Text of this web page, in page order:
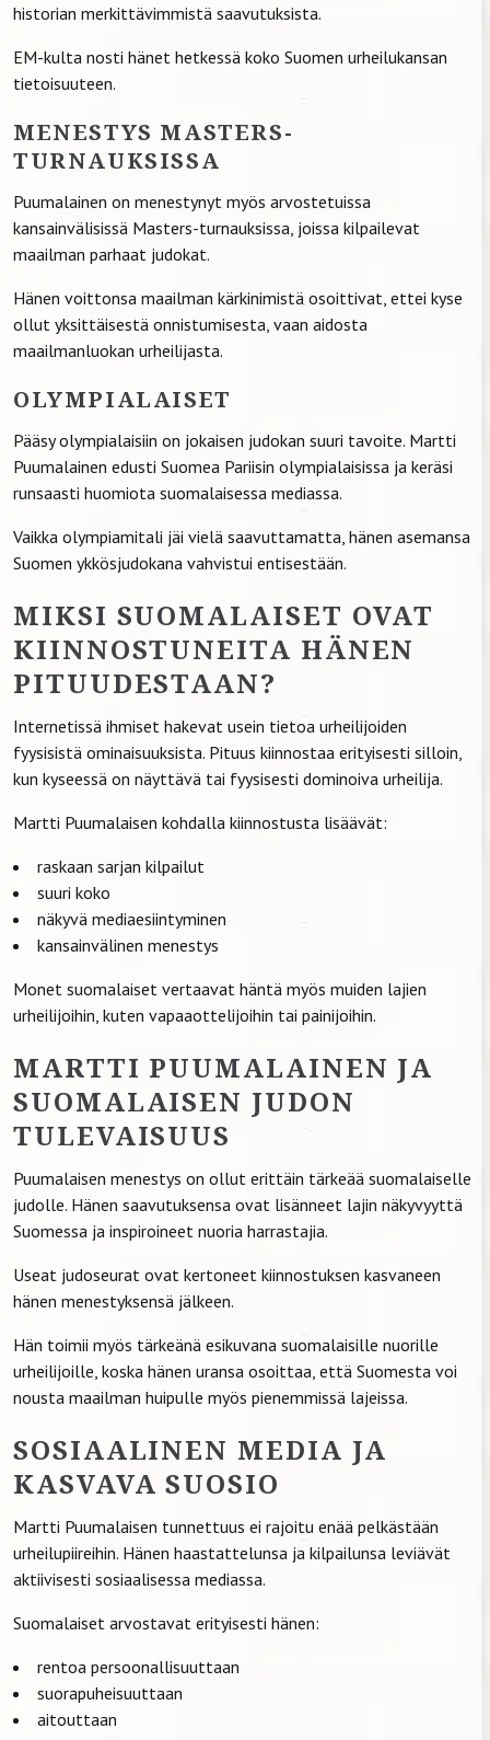
historian merkittävimmistä saavutuksista.
EM-kulta nosti hänet hetkessä koko Suomen urheilukansan
tietoisuuteen.
MENESTYS MASTERS-
TURNAUKSISSA
Puumalainen on menestynyt myös arvostetuissa
kansainvälisissä Masters-turnauksissa, joissa kilpailevat
maailman parhaat judokat.
Hänen voittonsa maailman kärkinimistä osoittivat, ettei kyse
ollut yksittäisestä onnistumisesta, vaan aidosta
maailmanluokan urheilijasta.
OLYMPIALAISET
Pääsy olympialaisiin on jokaisen judokan suuri tavoite. Martti
Puumalainen edusti Suomea Pariisin olympialaisissa ja keräsi
runsaasti huomiota suomalaisessa mediassa.
Vaikka olympiamitali jäi vielä saavuttamatta, hänen asemansa
Suomen ykkösjudokana vahvistui entisestään.
MIKSI SUOMALAISET OVAT
KIINNOSTUNEITA HÄNEN
PITUUDESTAAN?
Internetissä ihmiset hakevat usein tietoa urheilijoiden
fyysisistä ominaisuuksista. Pituus kiinnostaa erityisesti silloin,
kun kyseessä on näyttävä tai fyysisesti dominoiva urheilija.
Martti Puumalaisen kohdalla kiinnostusta lisäävät:
raskaan sarjan kilpailut
suuri koko
näkyvä mediaesiintyminen
kansainvälinen menestys
Monet suomalaiset vertaavat häntä myös muiden lajien
urheilijoihin, kuten vapaaottelijoihin tai painijoihin.
MARTTI PUUMALAINEN JA
SUOMALAISEN JUDON
TULEVAISUUS
Puumalaisen menestys on ollut erittäin tärkeää suomalaiselle
judolle. Hänen saavutuksensa ovat lisänneet lajin näkyvyyttä
Suomessa ja inspiroineet nuoria harrastajia.
Useat judoseurat ovat kertoneet kiinnostuksen kasvaneen
hänen menestyksensä jälkeen.
Hän toimii myös tärkeänä esikuvana suomalaisille nuorille
urheilijoille, koska hänen uransa osoittaa, että Suomesta voi
nousta maailman huipulle myös pienemmissä lajeissa.
SOSIAALINEN MEDIA JA
KASVAVA SUOSIO
Martti Puumalaisen tunnettuus ei rajoitu enää pelkästään
urheilupiireihin. Hänen haastattelunsa ja kilpailunsa leviävät
aktiivisesti sosiaalisessa mediassa.
Suomalaiset arvostavat erityisesti hänen:
rentoa persoonallisuuttaan
suorapuheisuuttaan
aitouttaan